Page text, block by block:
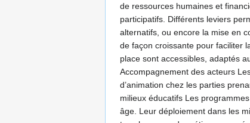
de ressources humaines et
participatifs. Différents leviers
alternatifs, ou encore la mise en
de façon croissante pour faciliter
place sont accessibles, adaptés
Accompagnement des acteurs
d’animation chez les parties
milieux éducatifs Les
âge. Leur déploiement dans les